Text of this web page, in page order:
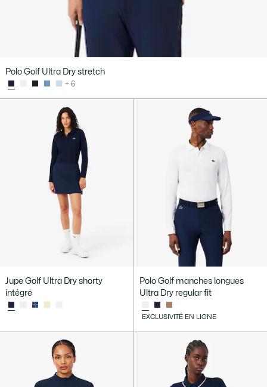
Polo Golf Ultra Dry stretch
+ 6
Jupe Golf Ultra Dry shorty
intégré
Polo Golf manches longues
Ultra Dry regular fit
EXCLUSIVITÉ EN LIGNE